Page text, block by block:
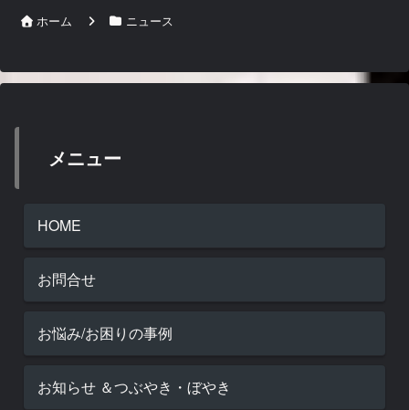
ホーム ニュース
メニュー
HOME
お問合せ
お悩み/お困りの事例
お知らせ ＆つぶやき・ぼやき